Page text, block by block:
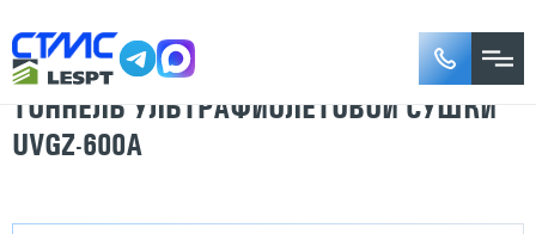
ТОННЕЛЬ УЛЬТРАФИОЛЕТОВОЙ СУШКИ
UVGZ-600A